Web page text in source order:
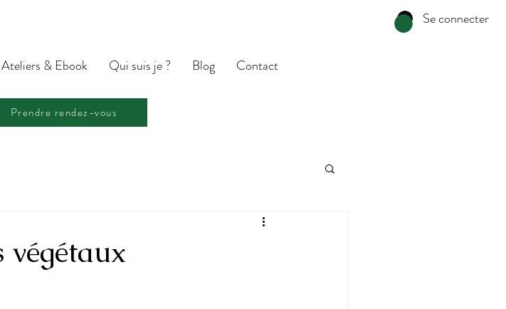
Ateliers & Ebook Qui suis je ? Blog Contact
Prendre rendez-vous
Se connecter
végétaux